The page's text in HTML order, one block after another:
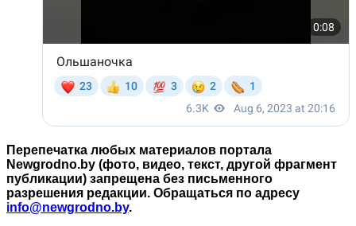
Перепечатка любых материалов портала
Newgrodno.by (фото, видео, текст, другой фрагмент
публикации) запрещена без письменного
разрешения редакции. Обращаться по адресу
info@newgrodno.by.